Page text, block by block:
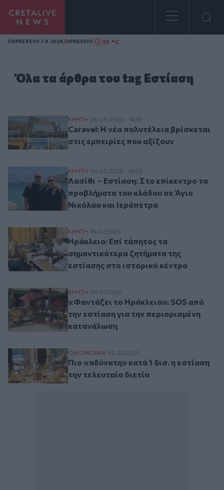
Homepage
ΠΑΡΑΣΚΕΥΗ 7.8.2026/ΗΡΑΚΛΕΙΟ 33 °C
Όλα τα άρθρα του tag Εστίαση
Caravel: Η νέα πολυτέλεια βρίσκεται στις
ΚΡΗΤΗ 06.08.2026 - 14:10
Caravel: Η νέα πολυτέλεια βρίσκεται
στις εμπειρίες που αξίζουν
Λασίθι – Εστίαση: Στο επίκεντρο τα
ΚΡΗΤΗ 04.08.2026 - 18:55
Λασίθι – Εστίαση: Στο επίκεντρο τα
προβλήματα του κλάδου σε Άγιο
Νικόλαο και Ιεράπετρα
Ηράκλειο: Επί τάπητος τα
ΚΡΗΤΗ 16.07.2026
Ηράκλειο: Επί τάπητος τα
σημαντικότερα ζητήματα της
εστίασης στο ιστορικό κέντρο
«Φαντάζει το Ηράκλειο»: SOS από την
ΚΡΗΤΗ 08.07.2026
«Φαντάζει το Ηράκλειο»: SOS από
την εστίαση για την περιορισμένη
κατανάλωση
Πιο «αδύνατη» κατά 1 δισ. η εστίαση την
ΟΙΚΟΝΟΜΙΑ 06.07.2026
Πιο «αδύνατη» κατά 1 δισ. η εστίαση
την τελευταία διετία